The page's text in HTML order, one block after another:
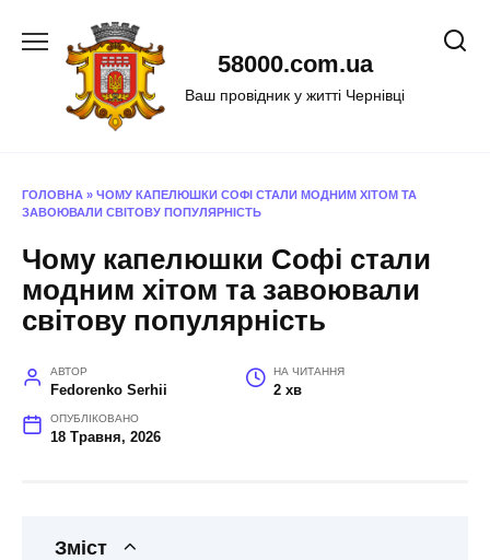
58000.com.ua
Ваш провідник у житті Чернівці
ГОЛОВНА » ЧОМУ КАПЕЛЮШКИ СОФІ СТАЛИ МОДНИМ ХІТОМ ТА
ЗАВОЮВАЛИ СВІТОВУ ПОПУЛЯРНІСТЬ
Чому капелюшки Софі стали
модним хітом та завоювали
світову популярність
АВТОР
Fedorenko Serhii
НА ЧИТАННЯ
2 хв
ОПУБЛІКОВАНО
18 Травня, 2026
Зміст